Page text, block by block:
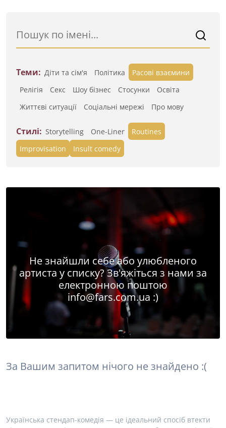
Теми: Діти та сім'я Політика
Расові взаємини
Релігія
Секс Шоу бізнес Стосунки
Освіта
Життєві ситуації
Cоціальні мережі Про мову
Стилі: Storytelling One-Liner
Routines
Improvisation
Insult comedy
Не знайшли себе або улюбленого
артиста у списку? Зв'яжіться з нами за
електронною поштою
info@fars.com.ua :)
За Вашим запитом нічого не знайдено :(
Українська стендап-комедія — це ідеальний спосіб втекти